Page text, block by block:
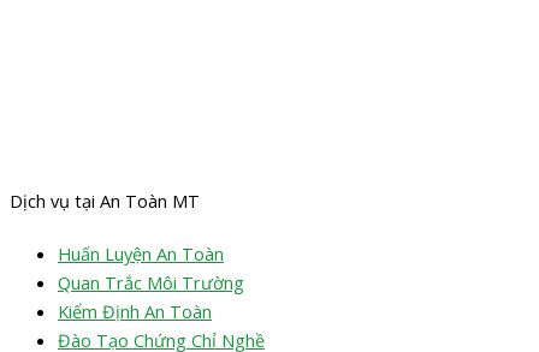
Dịch vụ tại An Toàn MT
Huấn Luyện An Toàn
Quan Trắc Môi Trường
Kiểm Định An Toàn
Đào Tạo Chứng Chỉ Nghề